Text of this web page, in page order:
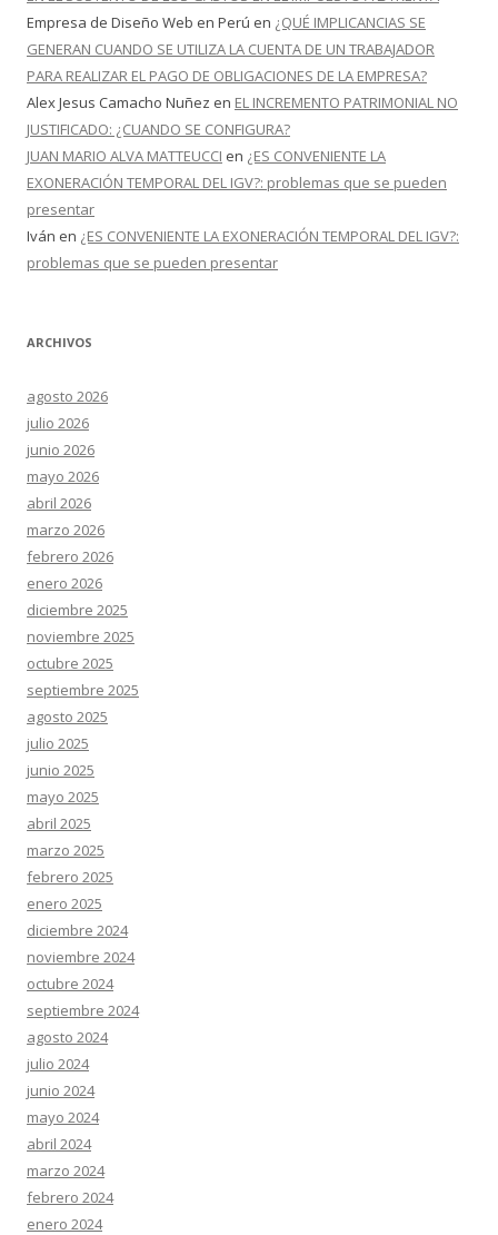
Empresa de Diseño Web en Perú en ¿QUÉ IMPLICANCIAS SE
GENERAN CUANDO SE UTILIZA LA CUENTA DE UN TRABAJADOR
PARA REALIZAR EL PAGO DE OBLIGACIONES DE LA EMPRESA?
Alex Jesus Camacho Nuñez en EL INCREMENTO PATRIMONIAL NO
JUSTIFICADO: ¿CUANDO SE CONFIGURA?
JUAN MARIO ALVA MATTEUCCI en ¿ES CONVENIENTE LA
EXONERACIÓN TEMPORAL DEL IGV?: problemas que se pueden
presentar
Iván en ¿ES CONVENIENTE LA EXONERACIÓN TEMPORAL DEL IGV?:
problemas que se pueden presentar
ARCHIVOS
agosto 2026
julio 2026
junio 2026
mayo 2026
abril 2026
marzo 2026
febrero 2026
enero 2026
diciembre 2025
noviembre 2025
octubre 2025
septiembre 2025
agosto 2025
julio 2025
junio 2025
mayo 2025
abril 2025
marzo 2025
febrero 2025
enero 2025
diciembre 2024
noviembre 2024
octubre 2024
septiembre 2024
agosto 2024
julio 2024
junio 2024
mayo 2024
abril 2024
marzo 2024
febrero 2024
enero 2024